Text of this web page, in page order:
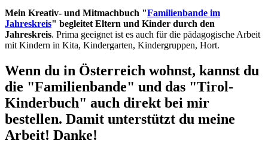
Mein Kreativ- und Mitmachbuch "Familienbande im
Jahreskreis" begleitet Eltern und Kinder durch den
Jahreskreis. Prima geeignet ist es auch für die pädagogische Arbeit
mit Kindern in Kita, Kindergarten, Kindergruppen, Hort.
Wenn du in Österreich wohnst, kannst du
die "Familienbande" und das "Tirol-
Kinderbuch" auch direkt bei mir
bestellen. Damit unterstützt du meine
Arbeit! Danke!